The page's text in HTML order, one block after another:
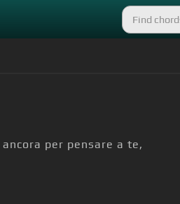
per pensare a te,